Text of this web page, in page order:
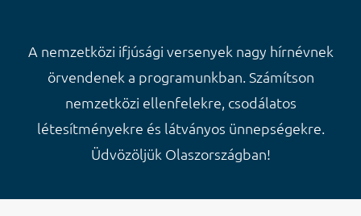
A nemzetközi ifjúsági versenyek nagy hírnévnek
örvendenek a programunkban. Számítson
nemzetközi ellenfelekre, csodálatos
létesítményekre és látványos ünnepségekre.
Üdvözöljük Olaszországban!